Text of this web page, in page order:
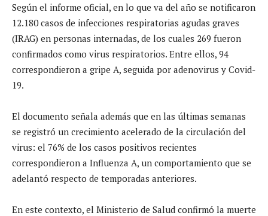
Según el informe oficial, en lo que va del año se notificaron
12.180 casos de infecciones respiratorias agudas graves
(IRAG) en personas internadas, de los cuales 269 fueron
confirmados como virus respiratorios. Entre ellos, 94
correspondieron a gripe A, seguida por adenovirus y Covid-
19.
El documento señala además que en las últimas semanas
se registró un crecimiento acelerado de la circulación del
virus: el 76% de los casos positivos recientes
correspondieron a Influenza A, un comportamiento que se
adelantó respecto de temporadas anteriores.
En este contexto, el Ministerio de Salud confirmó la muerte